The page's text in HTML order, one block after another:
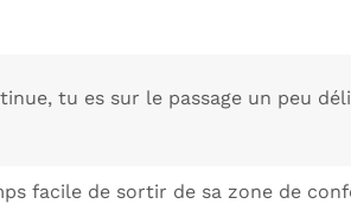
tu es sur le passage un peu
facile de sortir de sa zone de